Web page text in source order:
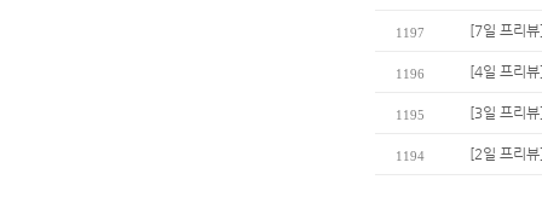
1197 [7일 프리
1196 [4일 프리
1195 [3일 프리
1194 [2일 프리